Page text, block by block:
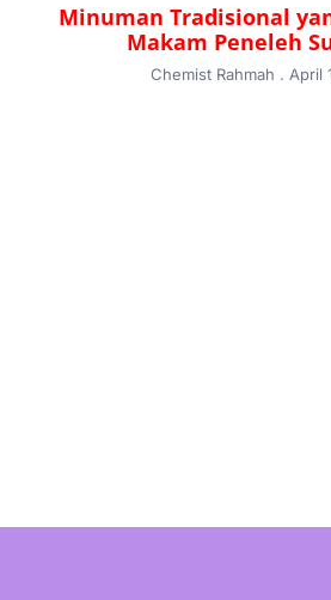
Minuman Tradisional
Makam Peneleh
Chemist Rahmah April